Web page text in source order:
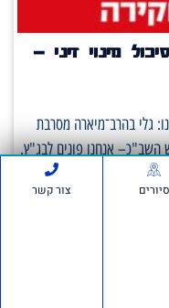
מינוי זיני –
גלי בהרב־מיארה מסרבת
השב"כ– אנחנו פונים לבג"ץ.
סיורים צור קשר